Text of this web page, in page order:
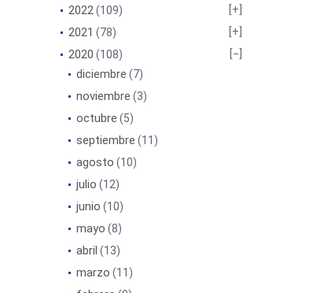
2022(109)
2021 (78)
2020 (108)
diciembre (7)
noviembre (3)
octubre (5)
septiembre (11)
agosto (10)
julio (12)
junio (10)
mayo (8)
abril (13)
marzo (11)